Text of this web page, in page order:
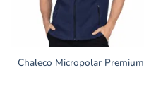
Chaleco Micropolar Premium